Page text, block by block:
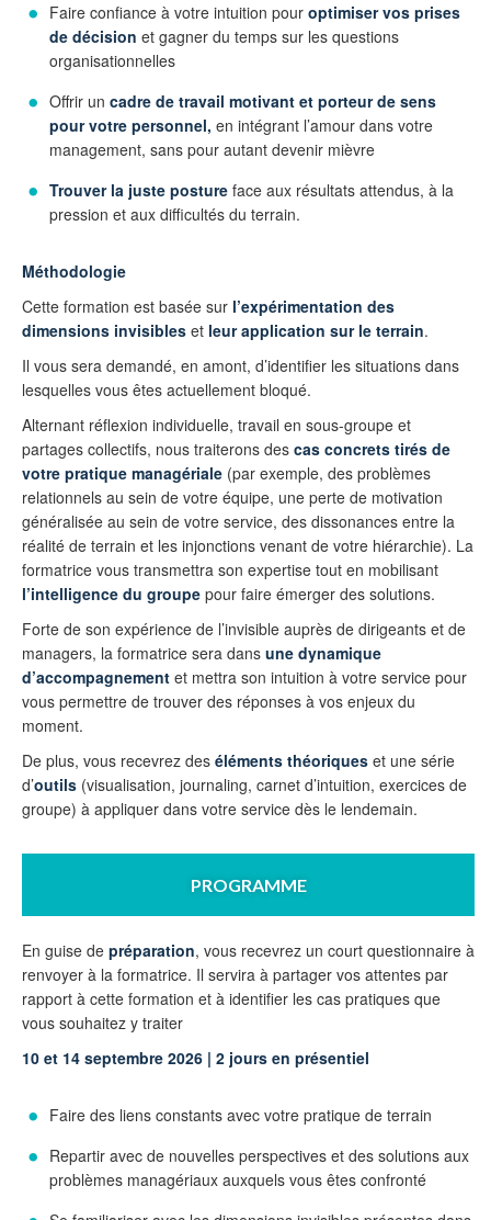
Faire confiance à votre intuition pour optimiser vos prises
de décision et gagner du temps sur les questions
organisationnelles
Offrir un cadre de travail motivant et porteur de sens
pour votre personnel, en intégrant l’amour dans votre
management, sans pour autant devenir mièvre
Trouver la juste posture face aux résultats attendus, à la
pression et aux difficultés du terrain.
Méthodologie
Cette formation est basée sur l’expérimentation des
dimensions invisibles et leur application sur le terrain.
Il vous sera demandé, en amont, d’identifier les situations dans
lesquelles vous êtes actuellement bloqué.
Alternant réflexion individuelle, travail en sous-groupe et
partages collectifs, nous traiterons des cas concrets tirés de
votre pratique managériale (par exemple, des problèmes
relationnels au sein de votre équipe, une perte de motivation
généralisée au sein de votre service, des dissonances entre la
réalité de terrain et les injonctions venant de votre hiérarchie). La
formatrice vous transmettra son expertise tout en mobilisant
l’intelligence du groupe pour faire émerger des solutions.
Forte de son expérience de l’invisible auprès de dirigeants et de
managers, la formatrice sera dans une dynamique
d’accompagnement et mettra son intuition à votre service pour
vous permettre de trouver des réponses à vos enjeux du
moment.
De plus, vous recevrez des éléments théoriques et une série
d’outils (visualisation, journaling, carnet d’intuition, exercices de
groupe) à appliquer dans votre service dès le lendemain.
PROGRAMME
En guise de préparation, vous recevrez un court questionnaire à
renvoyer à la formatrice. Il servira à partager vos attentes par
rapport à cette formation et à identifier les cas pratiques que
vous souhaitez y traiter
10 et 14 septembre 2026 | 2 jours en présentiel
Faire des liens constants avec votre pratique de terrain
Repartir avec de nouvelles perspectives et des solutions aux
problèmes managériaux auxquels vous êtes confronté